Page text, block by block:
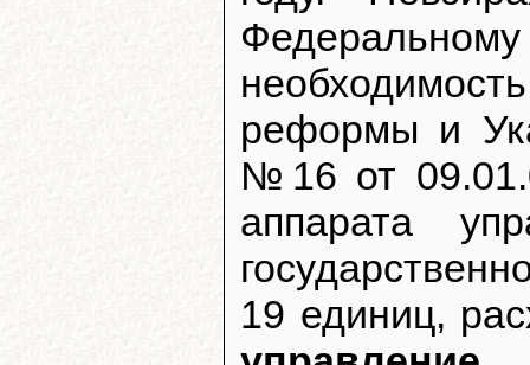
реформы и
№16 от
аппарата
19 единиц,